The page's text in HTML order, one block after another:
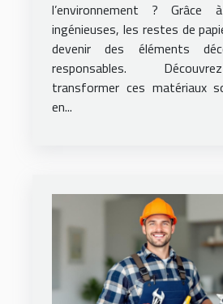
l’environnement ? Grâce
ingénieuses, les restes de
devenir des éléments
responsables.
transformer ces matériaux
en...